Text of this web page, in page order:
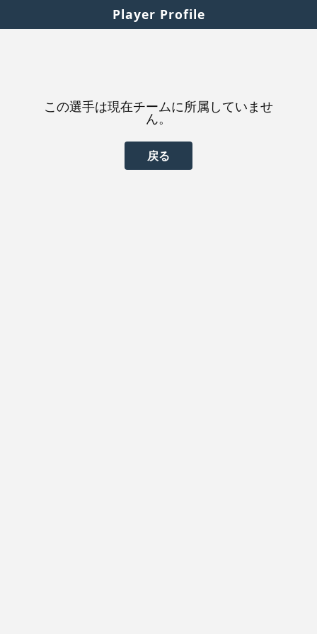
Player Profile
この選手は現在チームに所属していませ
ん。
戻る